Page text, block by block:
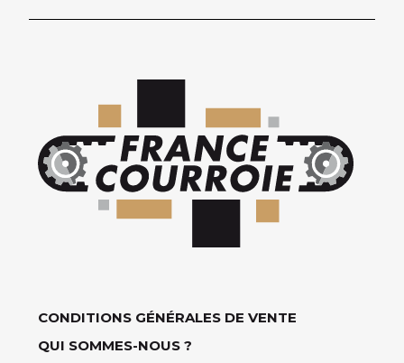
CONDITIONS GÉNÉRALES DE VENTE
QUI SOMMES-NOUS ?